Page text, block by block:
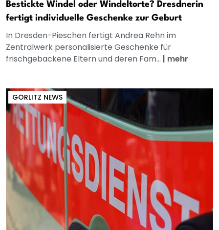
Bestickte Windel oder Windeltorte? Dresdnerin
fertigt individuelle Geschenke zur Geburt
In Dresden-Pieschen fertigt Andrea Rehn im
Zentralwerk personalisierte Geschenke für
frischgebackene Eltern und deren Fam... | mehr
GÖRLITZ NEWS